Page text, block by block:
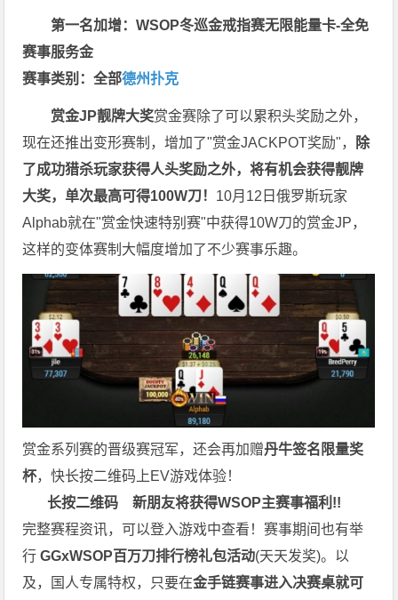
第一名加增：WSOP冬巡金戒指赛无限能量卡-全免
赛事服务金
赛事类别：全部德州扑克
赏金JP靓牌大奖赏金赛除了可以累积头奖励之外，
现在还推出变形赛制，增加了"赏金JACKPOT奖励"，
除
了成功猎杀玩家获得人头奖励之外，将有机会获得靓牌
大奖，单次最高可得100W刀！ 10月12日俄罗斯玩家
Alphab就在"赏金快速特别赛"中获得10W刀的赏金JP，
这样的变体赛制大幅度增加了不少赛事乐趣。
赏金系列赛的晋级赛冠军，还会再加赠丹牛签名限量奖
杯，快长按二维码上EV游戏体验！
长按二维码新朋友将获得WSOP主赛事福利!!
完整赛程资讯，可以登入游戏中查看！赛事期间也有举
行 GGxWSOP百万刀排行榜礼包活动(天天发奖)。以
及，国人专属特权，只要在金手链赛事进入决赛桌就可